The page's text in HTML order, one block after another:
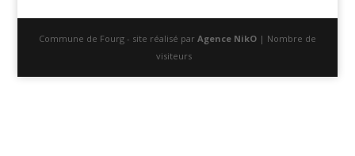
Commune de Fourg - site réalisé par Agence NikO| Nombre de
visiteurs